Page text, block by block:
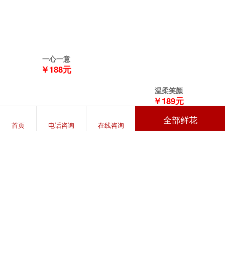
一心一意
￥188元
温柔笑颜
￥189元
挚爱的你
￥298元
首页 电话咨询 在线咨询 全部鲜花